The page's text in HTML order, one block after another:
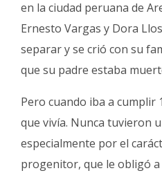
en la ciudad peruana de
Ernesto Vargas y Dora
separar y se crió con su
que su padre estaba
Pero cuando iba a cumplir
que vivía. Nunca tuvieron
especialmente por el
progenitor, que le obligó